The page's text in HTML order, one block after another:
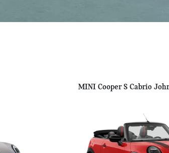
MINI Cooper S Cabrio